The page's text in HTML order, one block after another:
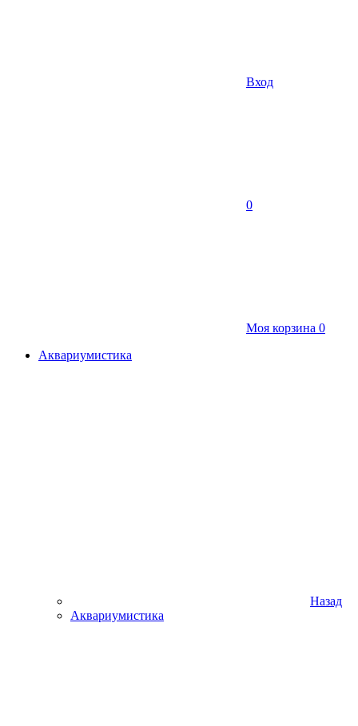
Вход
0
Моя корзина 0
Аквариумистика
Назад
Аквариумистика